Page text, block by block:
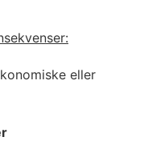
eller